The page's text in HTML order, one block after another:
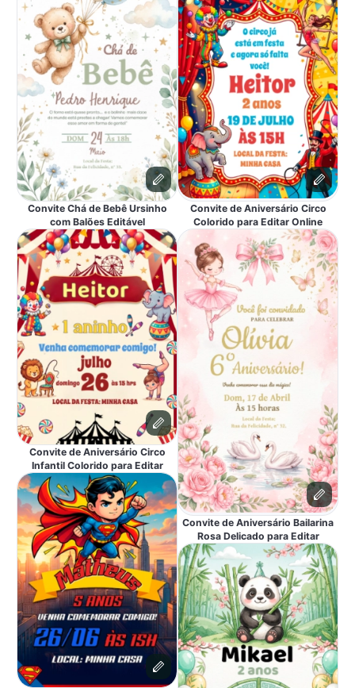
Convite Chá de Bebê Ursinho
com Balões Editável
Convite de Aniversário Circo
Infantil Colorido para Editar
Convite de Aniversário Circo
Colorido para Editar Online
Convite de Aniversário Bailarina
Rosa Delicado para Editar